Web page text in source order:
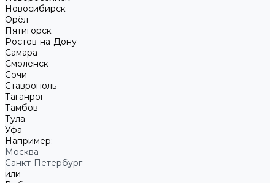
Новосибирск
Орёл
Пятигорск
Ростов-на-Дону
Самара
Смоленск
Сочи
Ставрополь
Таганрог
Тамбов
Тула
Уфа
Например:
Москва
Санкт-Петербург
или